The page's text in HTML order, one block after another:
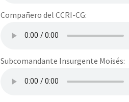
Compañero del CCRI-CG:
Subcomandante Insurgente Moisés: